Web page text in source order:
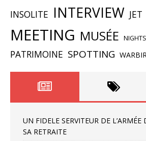
INSOLITE INTERVIEW JET
MEETING MUSÉE
PATRIMOINE SPOTTING
UN FIDELE SERVITEUR DE L’ARMÉE
SA RETRAITE